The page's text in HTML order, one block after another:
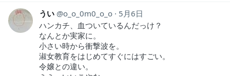
うい o_o_0m0_o_o
5月6日
ハンカチ、血ついているんだっけ？
なんとか実家に。
小さい時から衝撃波を。
淑女教育をはじめてすぐにはすごい。
令嬢との違い。